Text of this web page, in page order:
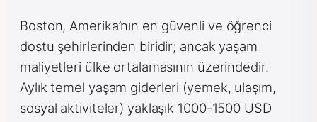
Boston, Amerika’nın en güvenli ve öğrenci
dostu şehirlerinden biridir; ancak yaşam
maliyetleri ülke ortalamasının üzerindedir.
Aylık temel yaşam giderleri (yemek, ulaşım,
sosyal aktiviteler) yaklaşık 1000-1500 USD